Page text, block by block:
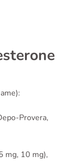
Provera,
mg, 10 mg),